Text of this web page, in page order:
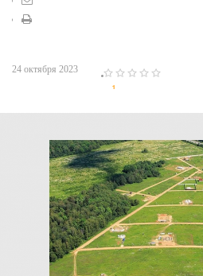
24 октября 2023
1
4
5